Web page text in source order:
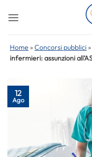
Home »Concorsi pubblici »
infermieri: assunzioni
12
Ago